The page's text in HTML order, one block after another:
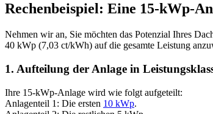
Rechenbeispiel: Eine 15-kWp-
Nehmen wir an, Sie möchten das Potenzial Ihres
40 kWp (7,03 ct/kWh) auf die gesamte Leistung
1. Aufteilung der Anlage in
Ihre 15-kWp-Anlage wird wie folgt aufgeteilt:
Anlagenteil 1: Die ersten 10 kWp.